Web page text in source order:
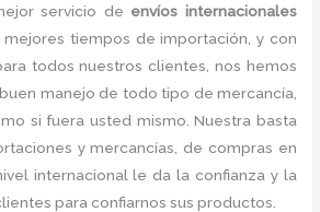
servicio de envíos internacionales
mejores tiempos de importación, y con
todos nuestros clientes, nos hemos
manejo de todo tipo de mercancía,
si fuera usted mismo. Nuestra basta
y mercancías, de compras en
internacional le da la confianza y la
para confiarnos sus productos.